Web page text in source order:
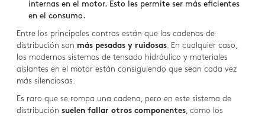
internas en el motor. Esto les permite ser más eficientes
en el consumo.
Entre los principales contras están que las cadenas de
distribución son más pesadas y ruidosas. En cualquier caso,
los modernos sistemas de tensado hidráulico y materiales
aislantes en el motor están consiguiendo que sean cada vez
más silenciosas.
Es raro que se rompa una cadena, pero en este sistema de
distribución suelen fallar otros componentes, como los